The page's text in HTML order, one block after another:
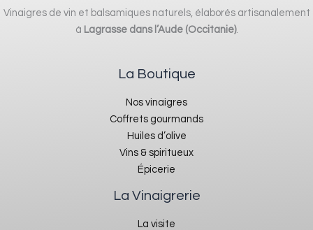
Vinaigres de vin et balsamiques naturels, élaborés artisanalement
à Lagrasse dans l’Aude (Occitanie).
La Boutique
Nos vinaigres
Coffrets gourmands
Huiles d’olive
Vins & spiritueux
Épicerie
La Vinaigrerie
La visite